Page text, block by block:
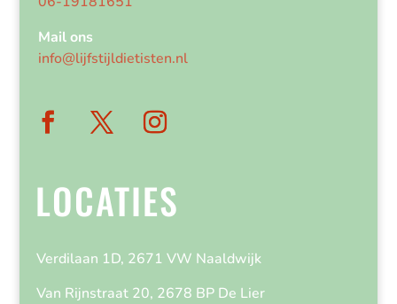
Mail ons
info@lijfstijldietisten.nl
LOCATIES
Verdilaan 1D, 2671 VW Naaldwijk
Van Rijnstraat 20, 2678 BP De Lier